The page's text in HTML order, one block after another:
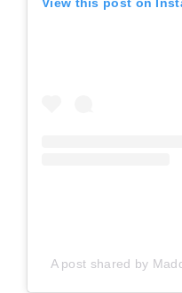
A post shared by